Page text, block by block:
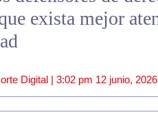
exista mejor
Digital | 3:02 pm 12 junio, 2026